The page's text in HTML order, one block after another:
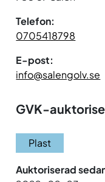
Telefon:
0705418798
E-post:
info@salengolv.se
GVK-
Plast
Auktoriserad